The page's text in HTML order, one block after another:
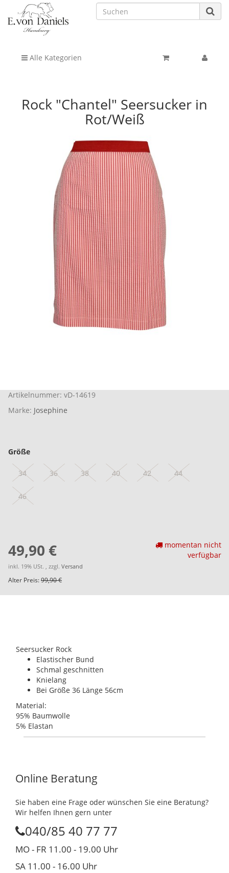
Alle Kategorien
Rock "Chantel" Seersucker in
Rot/Weiß
Artikelnummer: vD-14619
Marke: Josephine
Größe
34 36 38 40 42 44
46
49,90 €
inkl. 19% USt. , zzgl. Versand
Alter Preis:99,90 €
momentan nicht
verfügbar
Seersucker Rock
Elastischer Bund
Schmal geschnitten
Knielang
Bei Größe 36 Länge 56cm
Material:
95% Baumwolle
5% Elastan
Online Beratung
Sie haben eine Frage oder wünschen Sie eine Beratung?
Wir helfen Ihnen gern unter
040/85 40 77 77
MO - FR 11.00 - 19.00 Uhr
SA 11.00 - 16.00 Uhr